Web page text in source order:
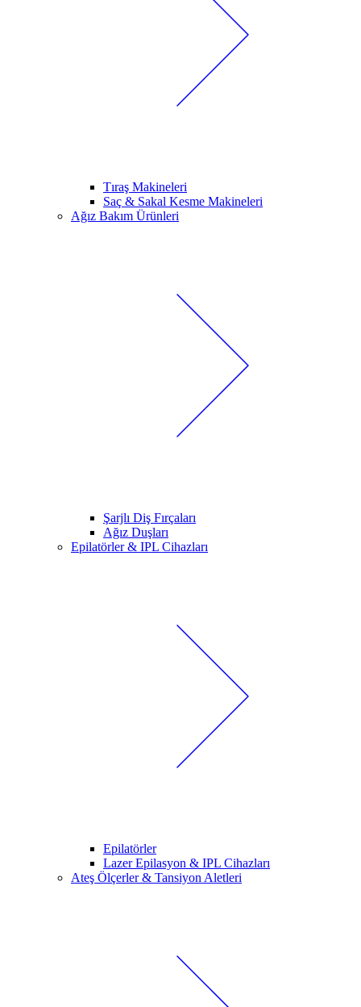
Tıraş Makineleri
Saç & Sakal Kesme Makineleri
Ağız Bakım Ürünleri
Şarjlı Diş Fırçaları
Ağız Duşları
Epilatörler & IPL Cihazları
Epilatörler
Lazer Epilasyon & IPL Cihazları
Ateş Ölçerler & Tansiyon Aletleri